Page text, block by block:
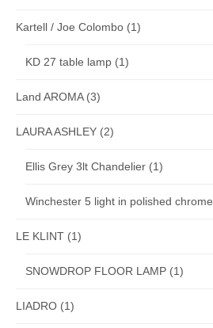
Kartell / Joe Colombo (1)
KD 27 table lamp (1)
Land AROMA(3)
LAURA ASHLEY (2)
Ellis Grey 3lt Chandelier (1)
Winchester 5 light in polished chrome
LE KLINT (1)
SNOWDROP FLOOR LAMP (1)
LIADRO (1)